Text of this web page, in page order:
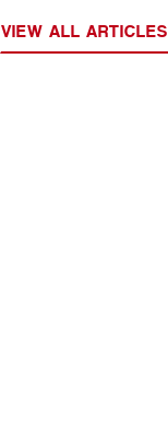
VIEW ALL ARTICLES